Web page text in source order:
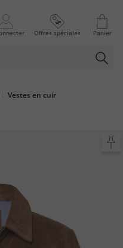
Offres spéciales Panier
Vestes en cuir